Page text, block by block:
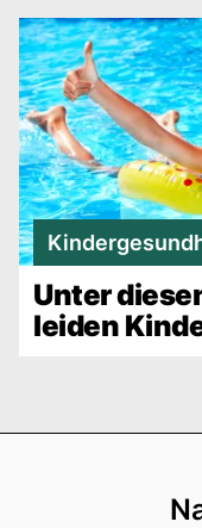
Unter
leiden